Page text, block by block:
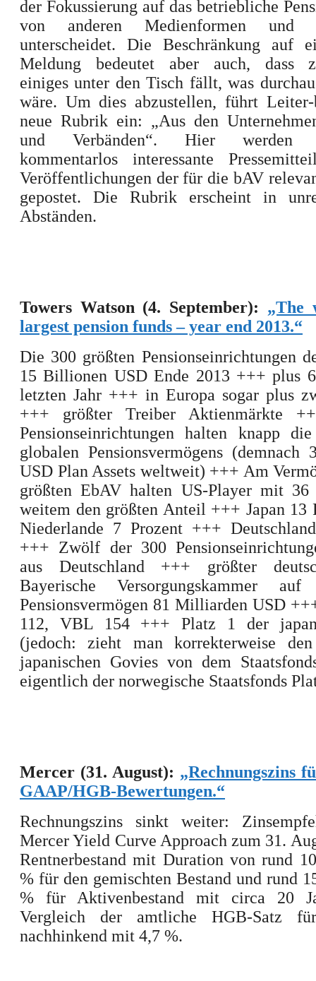
der Fokussierung auf das betriebliche
von anderen Medienformen und
unterscheidet. Die Beschränkung auf
Meldung bedeutet aber auch, dass
einiges unter den Tisch fällt, was
wäre. Um dies abzustellen, führt Leiter-
neue Rubrik ein: „Aus den
und Verbänden“. Hier werden
kommentarlos interessante
Veröffentlichungen der für die bAV
gepostet. Die Rubrik erscheint in
Abständen.
Towers Watson (4. September): „The
largest pension funds – year end 2013.“
Die 300 größten Pensionseinrichtungen
15 Billionen USD Ende 2013 +++ plus
letzten Jahr +++ in Europa sogar plus
+++ größter Treiber Aktienmärkte
Pensionseinrichtungen halten knapp
globalen Pensionsvermögens
USD Plan Assets weltweit) +++ Am
größten EbAV halten US-Player mit 36
weitem den größten Anteil +++ Japan 13
Niederlande 7 Prozent +++
+++ Zwölf der 300
aus Deutschland +++ größter
Bayerische Versorgungskammer
Pensionsvermögen 81 Milliarden USD
112, VBL 154 +++ Platz 1 der
(jedoch: zieht man korrekterweise
japanischen Govies von dem
eigentlich der norwegische Staatsfonds
Mercer (31. August): „Rechnungszins
GAAP/HGB-Bewertungen.“
Rechnungszins sinkt weiter:
Mercer Yield Curve Approach zum 31.
Rentnerbestand mit Duration von rund
% für den gemischten Bestand und rund
% für Aktivenbestand mit circa 20
Vergleich der amtliche HGB-Satz
nachhinkend mit 4,7 %.